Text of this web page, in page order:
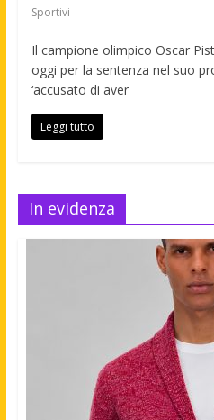
Sportivi
Il campione olimpico Oscar
oggi per la sentenza nel suo
‘accusato di aver
Leggi tutto
In evidenza